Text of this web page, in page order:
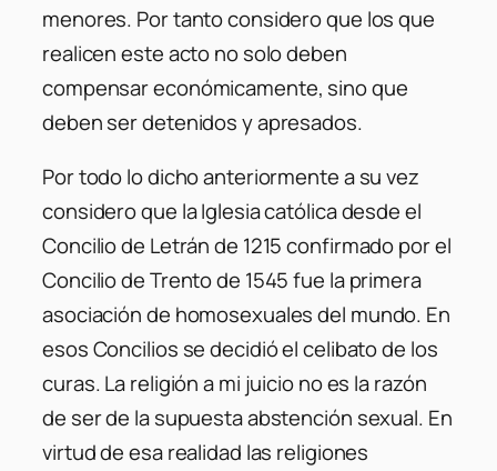
menores. Por tanto considero que los que
realicen este acto no solo deben
compensar económicamente, sino que
deben ser detenidos y apresados.
Por todo lo dicho anteriormente a su vez
considero que la Iglesia católica desde el
Concilio de Letrán de 1215 confirmado por el
Concilio de Trento de 1545 fue la primera
asociación de homosexuales del mundo. En
esos Concilios se decidió el celibato de los
curas. La religión a mi juicio no es la razón
de ser de la supuesta abstención sexual. En
virtud de esa realidad las religiones